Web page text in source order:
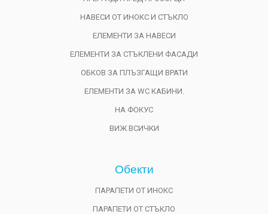
НАВЕСИ ОТ ИНОКС И СТЪКЛО
ЕЛЕМЕНТИ ЗА НАВЕСИ
ЕЛЕМЕНТИ ЗА СТЪКЛЕНИ ФАСАДИ
ОБКОВ ЗА ПЛЪЗГАЩИ ВРАТИ
ЕЛЕМЕНТИ ЗА WC КАБИНИ.
НА ФОКУС
ВИЖ ВСИЧКИ
Обекти
ПАРАПЕТИ ОТ ИНОКС
ПАРАПЕТИ ОТ СТЪКЛО